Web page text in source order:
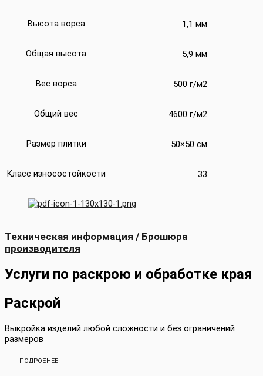
Высота ворса 1,1 мм
Общая высота 5,9 мм
Вес ворса 500 г/м2
Общий вес 4600 г/м2
Размер плитки 50×50 см
Класс износостойкости 33
Техническая информация / Брошюра
производителя
Услуги по раскрою и обработке края
Раскрой
Выкройка изделий любой сложности и без ограничений
размеров
ПОДРОБНЕЕ